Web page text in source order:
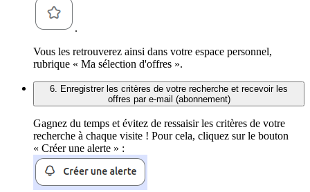
.
Vous les retrouverez ainsi dans votre espace personnel,
rubrique « Ma sélection d'offres ».
6. Enregistrer les critères de votre recherche et recevoir les
offres par e-mail (abonnement)
Gagnez du temps et évitez de ressaisir les critères de votre
recherche à chaque visite ! Pour cela, cliquez sur le bouton
« Créer une alerte » :